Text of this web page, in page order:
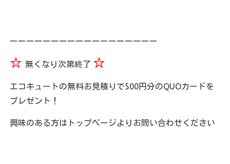
ーーーーーーーーーーーーーーーーーー
☆ 無くなり次第終了 ☆
エコキュートの無料お見積りで500円分のQUOカードを
プレゼント！
興味のある方はトップページよりお問い合わせください